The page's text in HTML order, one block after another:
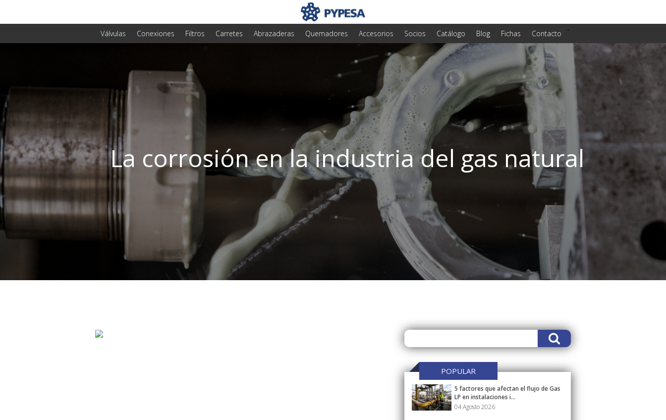
Válvulas Conexiones Filtros Carretes Abrazaderas Quemadores Accesorios Socios -
Catálogo Blog Fichas Contacto
La corrosión en la industria del gas natural
POPULAR
5 factores que afectan el flujo de Gas
LP en instalaciones i...
04 Agosto 2026